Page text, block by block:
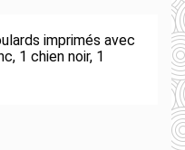
imprimés avec
1 chien noir, 1